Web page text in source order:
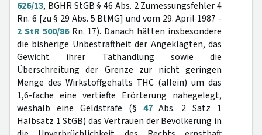
626/13, BGHR StGB § 46 Abs. 2 Zumessungsfehler 4
Rn. 6 [zu § 29 Abs. 5 BtMG] und vom 29. April 1987 -
2 StR 500/86Rn. 17). Danach hätten insbesondere
die bisherige Unbestraftheit der Angeklagten, das
Gewicht ihrer Tathandlung sowie die
Überschreitung der Grenze zur nicht geringen
Menge des Wirkstoffgehalts THC (allein) um das
1,6-fache eine vertiefte Erörterung nahegelegt,
weshalb eine Geldstrafe (§ 47Abs. 2 Satz 1
Halbsatz 1 StGB) das Vertrauen der Bevölkerung in